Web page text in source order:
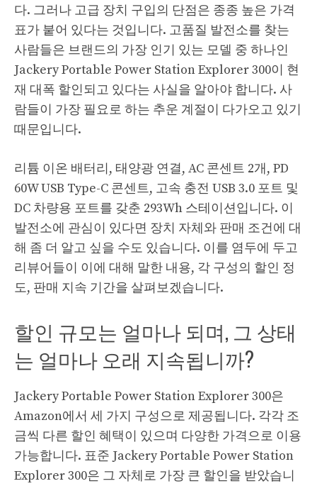
다. 그러나 고급 장치 구입의 단점은 종종 높은 가격
표가 붙어 있다는 것입니다. 고품질 발전소를 찾는
사람들은 브랜드의 가장 인기 있는 모델 중 하나인
Jackery Portable Power Station Explorer 300이 현
재 대폭 할인되고 있다는 사실을 알아야 합니다. 사
람들이 가장 필요로 하는 추운 계절이 다가오고 있기
때문입니다.
리튬 이온 배터리, 태양광 연결, AC 콘센트 2개, PD
60W USB Type-C 콘센트, 고속 충전 USB 3.0 포트 및
DC 차량용 포트를 갖춘 293Wh 스테이션입니다. 이
발전소에 관심이 있다면 장치 자체와 판매 조건에 대
해 좀 더 알고 싶을 수도 있습니다. 이를 염두에 두고
리뷰어들이 이에 대해 말한 내용, 각 구성의 할인 정
도, 판매 지속 기간을 살펴보겠습니다.
할인 규모는 얼마나 되며, 그 상태
는 얼마나 오래 지속됩니까?
Jackery Portable Power Station Explorer 300은
Amazon에서 세 가지 구성으로 제공됩니다. 각각 조
금씩 다른 할인 혜택이 있으며 다양한 가격으로 이용
가능합니다. 표준 Jackery Portable Power Station
Explorer 300은 그 자체로 가장 큰 할인을 받았습니